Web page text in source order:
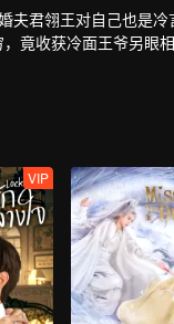
君翎王对自己也是
，竟收获冷面王爷另
VIP